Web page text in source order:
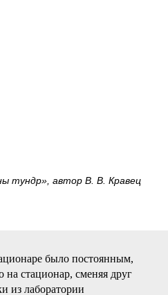
тундр», автор В. В. Кравец
было постоянным,
на стационар, сменяя друг
из лаборатории